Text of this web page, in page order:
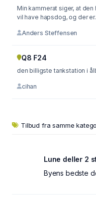
Min kammerat siger, at
vil have hapsdog, og der
Anders Steffensen
Q8 F24
den billigste tankstation i
cihan
Tilbud fra samme
Lune deller 2
Byens bedste